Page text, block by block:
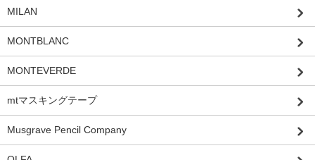
MILAN
MONTBLANC
MONTEVERDE
mtマスキングテープ
Musgrave Pencil Company